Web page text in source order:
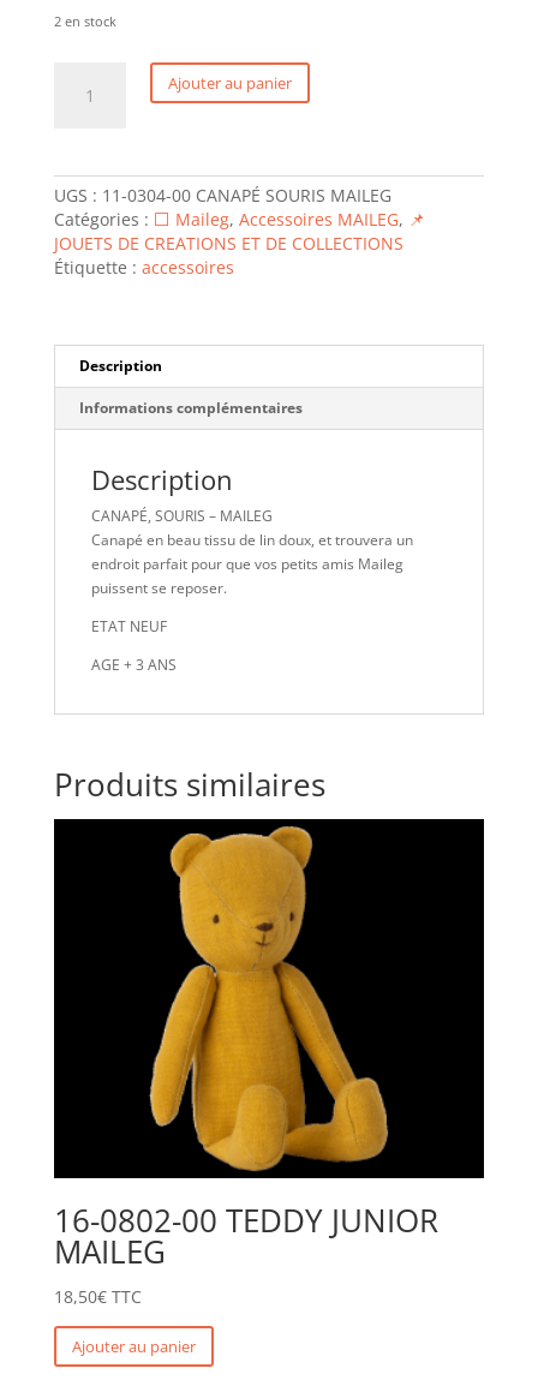
2 en stock
CANAPÉ
SOURIS
MAILEG
Ajouter au panier
UGS : 11-0304-00 CANAPÉ SOURIS MAILEG
Catégories : ⬜ Maileg, Accessoires MAILEG, 📌
JOUETS DE CREATIONS ET DE COLLECTIONS
Étiquette : accessoires
Description
Informations complémentaires
Description
CANAPÉ, SOURIS – MAILEG
Canapé en beau tissu de lin doux, et trouvera un
endroit parfait pour que vos petits amis Maileg
puissent se reposer.
ETAT NEUF
AGE + 3 ANS
Produits similaires
16-0802-00 TEDDY JUNIOR
MAILEG
18,50€ TTC
Ajouter au panier